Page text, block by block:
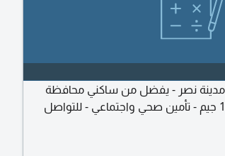
نصر - يفضل من ساكني محافظة
القاهرة - الراتب يبدأ من 10000 جيم - تأمين صحي واجتماعي - للتواصل